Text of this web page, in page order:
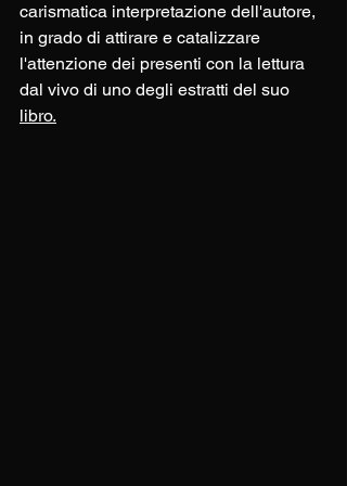
carismatica interpretazione dell'autore,
in grado di attirare e catalizzare
l'attenzione dei presenti con la lettura
dal vivo di uno degli estratti del suo
libro.